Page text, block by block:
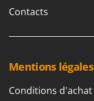
Contacts
Mentions légales
Conditions d'achat